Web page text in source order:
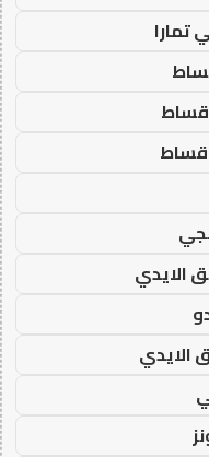
تمارا
الايدي
الايدي